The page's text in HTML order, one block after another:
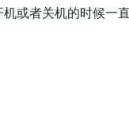
或者关机的时候一